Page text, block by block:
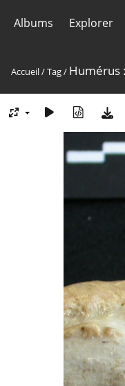
Albums Explorer
Accueil/Tag/ Humérus